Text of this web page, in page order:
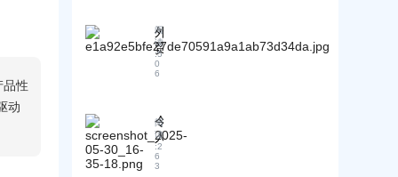
解
答
新
人
同
贸
易
术
外
贸
新
人
：
精
准
阅
读
:5
0
6
令
人
震
惊
阅
读
:2
6
3
品性
动